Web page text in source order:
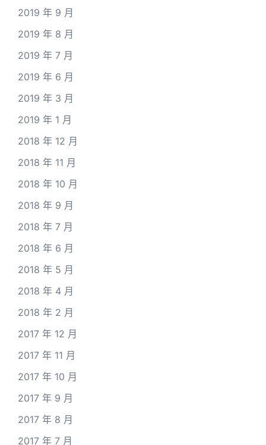
2019 年 9 月
2019 年 8 月
2019 年 7 月
2019 年 6 月
2019 年 3 月
2019 年 1 月
2018 年 12 月
2018 年 11 月
2018 年 10 月
2018 年 9 月
2018 年 7 月
2018 年 6 月
2018 年 5 月
2018 年 4 月
2018 年 2 月
2017 年 12 月
2017 年 11 月
2017 年 10 月
2017 年 9 月
2017 年 8 月
2017 年 7 月